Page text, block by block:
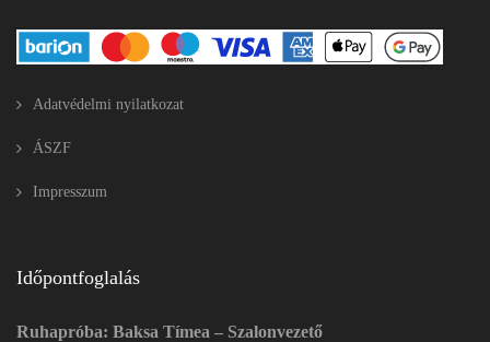
Adatvédelmi nyilatkozat
ÁSZF
Impresszum
Időpontfoglalás
Ruhapróba: Baksa Tímea – Szalonvezető